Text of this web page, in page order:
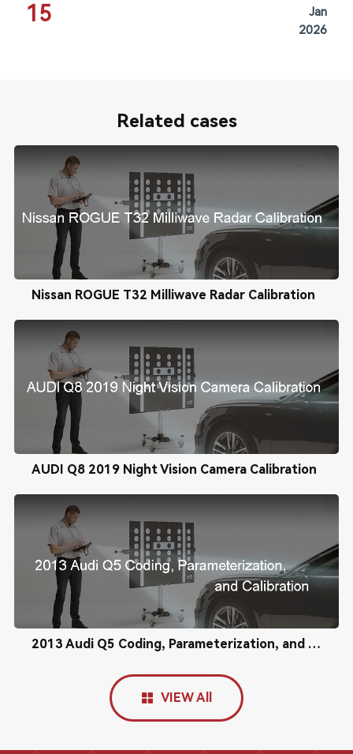
15
Jan
2026
Related cases
Nissan ROGUE T32 Milliwave Radar Calibration
AUDI Q8 2019 Night Vision Camera Calibration
2013 Audi Q5 Coding, Parameterization, and Calibration
VIEW All